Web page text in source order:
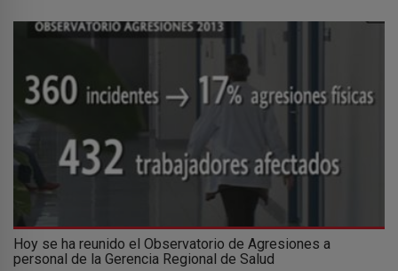
Hoy se ha reunido el Observatorio de Agresiones a
personal de la Gerencia Regional de Salud